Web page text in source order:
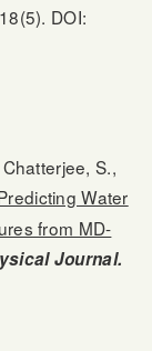
18(5). DOI:
S.,
Water
from MD-
Journal.